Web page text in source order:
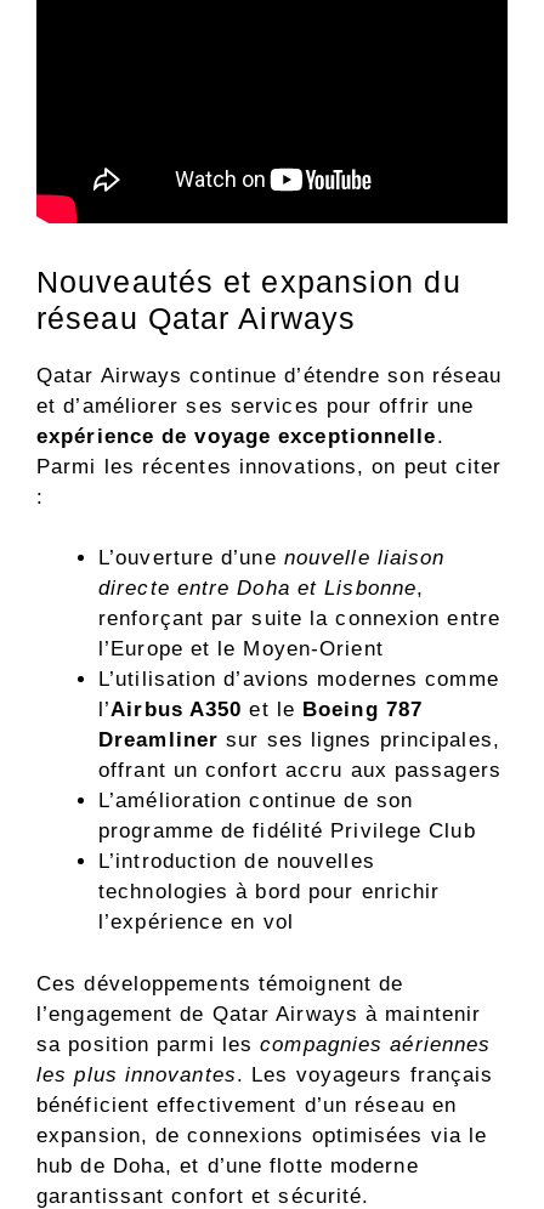
Nouveautés et expansion du
réseau Qatar Airways
Qatar Airways continue d’étendre son réseau
et d’améliorer ses services pour offrir une
expérience de voyage exceptionnelle.
Parmi les récentes innovations, on peut citer
:
L’ouverture d’une nouvelle liaison
directe entre Doha et Lisbonne,
renforçant par suite la connexion entre
l’Europe et le Moyen-Orient
L’utilisation d’avions modernes comme
l’Airbus A350 et le Boeing 787
Dreamliner sur ses lignes principales,
offrant un confort accru aux passagers
L’amélioration continue de son
programme de fidélité Privilege Club
L’introduction de nouvelles
technologies à bord pour enrichir
l’expérience en vol
Ces développements témoignent de
l’engagement de Qatar Airways à maintenir
sa position parmi lescompagnies aériennes
les plus innovantes. Les voyageurs français
bénéficient effectivement d’un réseau en
expansion, de connexions optimisées via le
hub de Doha, et d’une flotte moderne
garantissant confort et sécurité.